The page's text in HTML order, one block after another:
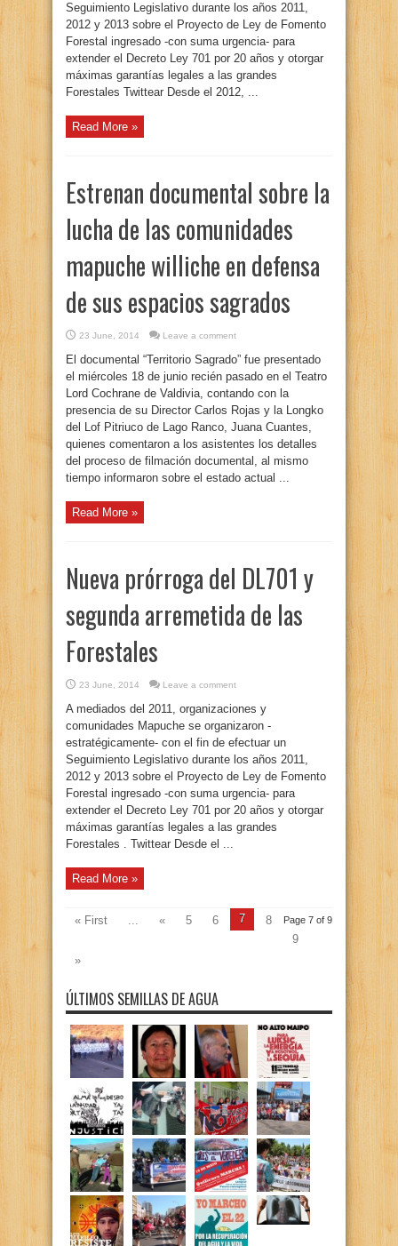
Seguimiento Legislativo durante los años 2011,
2012 y 2013 sobre el Proyecto de Ley de Fomento
Forestal ingresado -con suma urgencia- para
extender el Decreto Ley 701 por 20 años y otorgar
máximas garantías legales a las grandes
Forestales Twittear Desde el 2012, ...
Read More »
Estrenan documental sobre la
lucha de las comunidades
mapuche williche en defensa
de sus espacios sagrados
23 June, 2014 Leave a comment
El documental “Territorio Sagrado” fue presentado
el miércoles 18 de junio recién pasado en el Teatro
Lord Cochrane de Valdivia, contando con la
presencia de su Director Carlos Rojas y la Longko
del Lof Pitriuco de Lago Ranco, Juana Cuantes,
quienes comentaron a los asistentes los detalles
del proceso de filmación documental, al mismo
tiempo informaron sobre el estado actual ...
Read More »
Nueva prórroga del DL701 y
segunda arremetida de las
Forestales
23 June, 2014 Leave a comment
A mediados del 2011, organizaciones y
comunidades Mapuche se organizaron -
estratégicamente- con el fin de efectuar un
Seguimiento Legislativo durante los años 2011,
2012 y 2013 sobre el Proyecto de Ley de Fomento
Forestal ingresado -con suma urgencia- para
extender el Decreto Ley 701 por 20 años y otorgar
máximas garantías legales a las grandes
Forestales . Twittear Desde el ...
Read More »
Page 7 of 9
« First ... « 5 6 7
8
9
»
ÚLTIMOS SEMILLAS DE AGUA